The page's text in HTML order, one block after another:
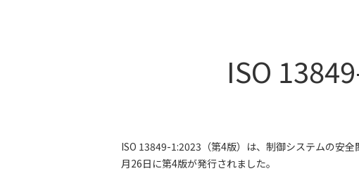
ISO
ISO 13849-1:2023（第4版）は、制御システムの安
月26日に第4版が発行されました。